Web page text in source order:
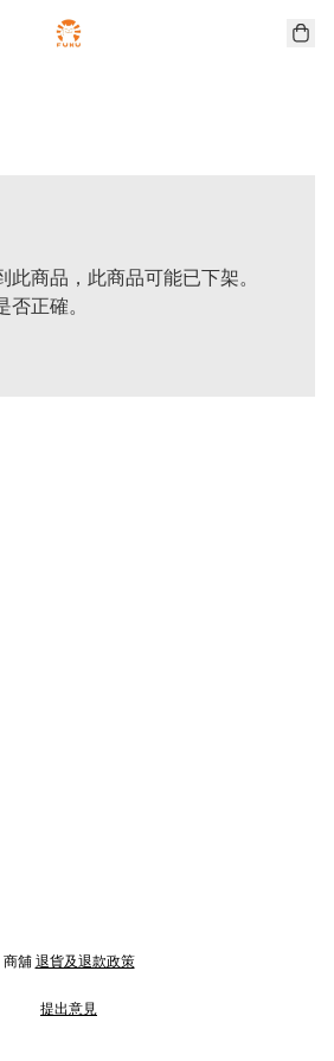
此商品，此商品可能已下架。
否正確。
商舖 退貨及退款政策
提出意見